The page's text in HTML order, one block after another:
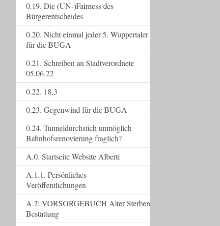
0.19. Die (UN-)Fairness des
Bürgerentscheides
0.20. Nicht einmal jeder 5. Wuppertaler
für die BUGA
0.21. Schreiben an Stadtverordnete
05.06.22
0.22. 18,3
0.23. Gegenwind für die BUGA
0.24. Tunneldurchstich unmöglich
Bahnhofsrenovierung fraglich?
A.0. Startseite Website Alberti
A.1.1. Persönliches -
Veröffentlichungen
A 2: VORSORGEBUCH Alter Sterben
Bestattung